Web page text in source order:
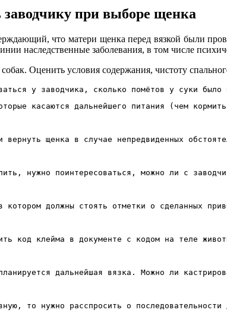
заводчику при выборе щенка
что матери щенка перед вязкой были
наследственные заболевания, в том числе
Оценить условия содержания, чистоту
касаются дальнейшего питания (чем
щенка в случае непредвиденных
нужно поинтересоваться, можно ли с
должны стоять отметки о сделанных
код клейма в документе с кодом на теле
дальнейшая вязка. Можно ли
то нужно расспросить о